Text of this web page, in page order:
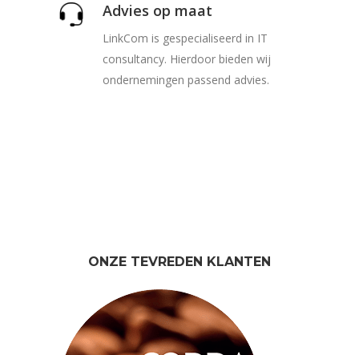
Advies op maat
LinkCom is gespecialiseerd in IT
consultancy. Hierdoor bieden wij
ondernemingen passend advies.
ONZE TEVREDEN KLANTEN